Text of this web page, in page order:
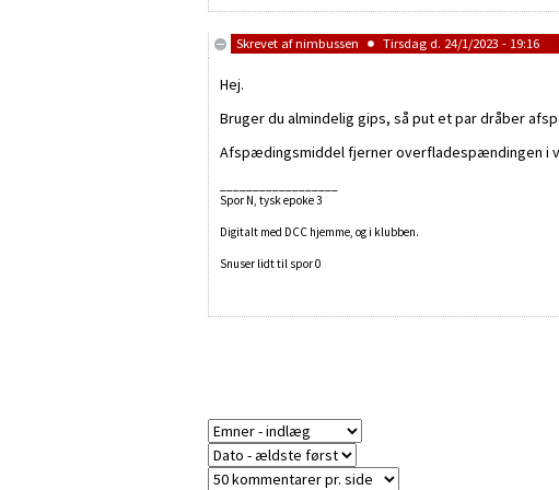
Skrevet afnimbussen Tirsdag d. 24/1/2023 - 19:16
Hej.
Bruger du almindelig gips, så put et par dråber
Afspædingsmiddel fjerner overfladespændingen i
Spor N, tysk epoke 3
Digitalt med DCC hjemme, og i klubben.
Snuser lidt til spor 0